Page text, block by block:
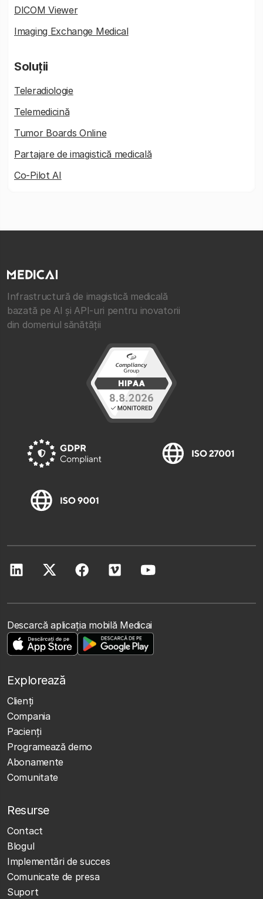
DICOM Viewer
Imaging Exchange Medical
Soluții
Teleradiologie
Telemedicină
Tumor Boards Online
Partajare de imagistică medicală
Co-Pilot AI
Infrastructură de imagistică medicală
bazată pe AI și API-uri pentru inovatorii
din domeniul sănătății
Descarcă aplicația mobilă Medicai
Explorează
Clienţi
Compania
Pacienți
Programează demo
Abonamente
Comunitate
Resurse
Contact
Blogul
Implementări de succes
Comunicate de presa
Suport